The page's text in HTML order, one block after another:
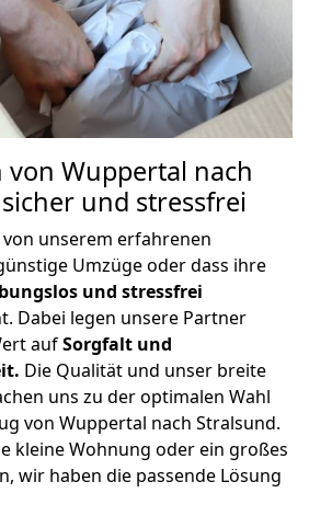
von Wuppertal nach
sicher und stressfrei
unserem erfahrenen
Umzüge oder dass ihre
und stressfrei
Dabei legen unsere Partner
aufSorgfalt und
Die Qualität und unser breite
uns zu der optimalen Wahl
von Wuppertal nach Stralsund.
kleine Wohnung oder ein großes
wir haben die passende Lösung